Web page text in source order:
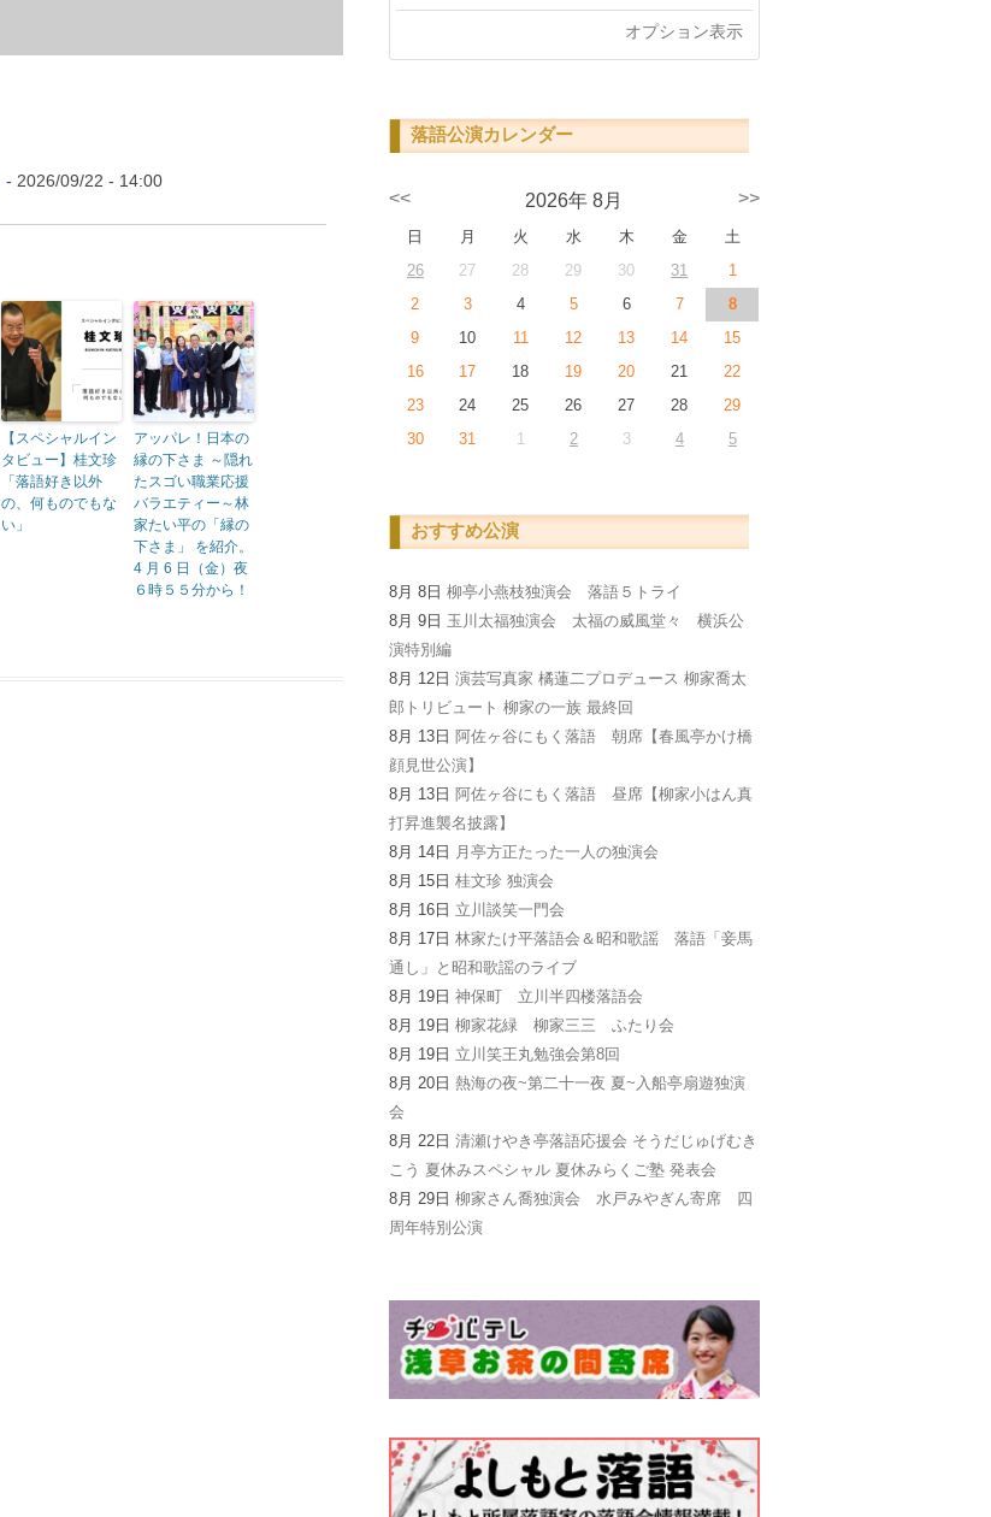
- 2026/09/22 - 14:00
【スペシャルイン
タビュー】桂文珍
「落語好き以外
の、何ものでもな
い」
アッパレ！日本の
縁の下さま ～隠れ
たスゴい職業応援
バラエティー～林
家たい平の「縁の
下さま」 を紹介。
4 月 6 日（金）夜
６時５５分から！
オプション表示
落語公演カレンダー
<< 2026年 8月 >>
日 月 火 水 木 金
土
26
27 28 29 30 31
1
2
3 4 5 6 7
8
9
10 11 12 13 14
15
16
17 18 19 20 21
22
23
24 25 26 27 28
29
30
31 1 2 3 4 5
おすすめ公演
8月 8日柳亭小燕枝独演会 落語５トライ
8月 9日 玉川太福独演会 太福の威風堂々 横浜公
演特別編
8月 12日演芸写真家 橘蓮二プロデュース 柳家喬太
郎トリビュート 柳家の一族 最終回
8月 13日 阿佐ヶ谷にもく落語 朝席【春風亭かけ橋
顔見世公演】
8月 13日 阿佐ヶ谷にもく落語 昼席【柳家小はん真
打昇進襲名披露】
8月 14日 月亭方正たった一人の独演会
8月 15日桂文珍 独演会
8月 16日 立川談笑一門会
8月 17日林家たけ平落語会＆昭和歌謡 落語「妾馬
通し」と昭和歌謡のライブ
8月 19日神保町 立川半四楼落語会
8月 19日柳家花緑 柳家三三 ふたり会
8月 19日 立川笑王丸勉強会第8回
8月 20日熱海の夜~第二十一夜 夏~入船亭扇遊独演
会
8月 22日清瀬けやき亭落語応援会 そうだじゅげむき
こう 夏休みスペシャル 夏休みらくご塾 発表会
8月 29日柳家さん喬独演会 水戸みやぎん寄席 四
周年特別公演